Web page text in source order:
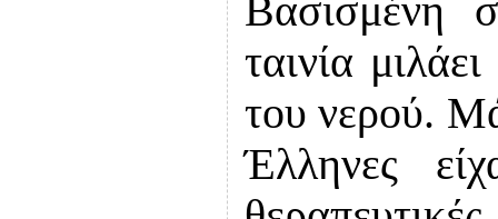
Βασισμένη
ταινία
του νερού.
Έλληνες